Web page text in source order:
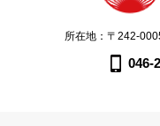
所在地：〒242-
046-